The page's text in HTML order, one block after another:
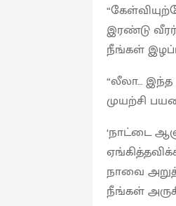
இரண்டு
நீங்கள்
“லீலா…
முயற்சி
‘நாட்டை
நாவை
நீங்கள்